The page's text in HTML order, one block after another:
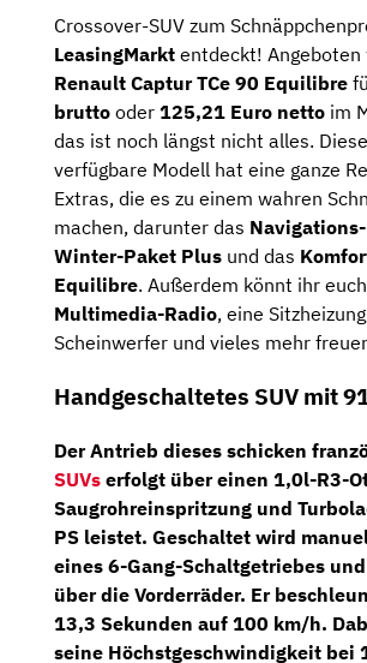
Crossover-SUV zum
LeasingMarkt entdeckt! Angeboten
Renault Captur TCe 90 Equilibre
brutto oder 125,21 Euro netto im
das ist noch längst nicht alles.
verfügbare Modell hat eine ganze
Extras, die es zu einem wahren
machen, darunter das
Winter-Paket Plus und das
Equilibre. Außerdem könnt ihr
Multimedia-Radio, eine
Scheinwerfer und vieles mehr
Handgeschaltetes SUV mit
Der Antrieb dieses schicken
SUVs erfolgt über einen 1,0l-R3-
Saugrohreinspritzung und
PS leistet. Geschaltet wird
eines 6-Gang-Schaltgetriebes
über die Vorderräder. Er
13,3 Sekunden auf 100 km/h.
seine Höchstgeschwindigkeit bei